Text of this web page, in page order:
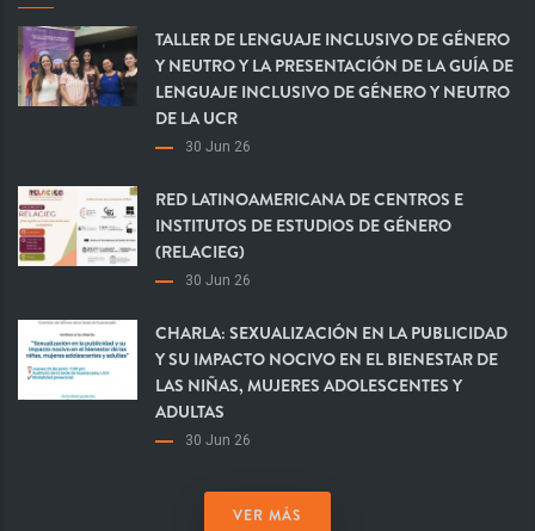
TALLER DE LENGUAJE INCLUSIVO DE GÉNERO
Y NEUTRO Y LA PRESENTACIÓN DE LA GUÍA DE
LENGUAJE INCLUSIVO DE GÉNERO Y NEUTRO
DE LA UCR
30 Jun 26
RED LATINOAMERICANA DE CENTROS E
INSTITUTOS DE ESTUDIOS DE GÉNERO
(RELACIEG)
30 Jun 26
CHARLA: SEXUALIZACIÓN EN LA PUBLICIDAD
Y SU IMPACTO NOCIVO EN EL BIENESTAR DE
LAS NIÑAS, MUJERES ADOLESCENTES Y
ADULTAS
30 Jun 26
VER MÁS